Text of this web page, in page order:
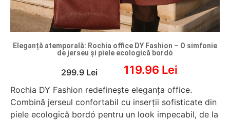
Eleganță atemporală: Rochia office DY Fashion – O simfonie
de jerseu și piele ecologică bordó
299.9 Lei 119.96 Lei
Rochia DY Fashion redefinește eleganța office.
Combină jerseul confortabil cu inserții sofisticate din
piele ecologică bordó pentru un look impecabil, de la